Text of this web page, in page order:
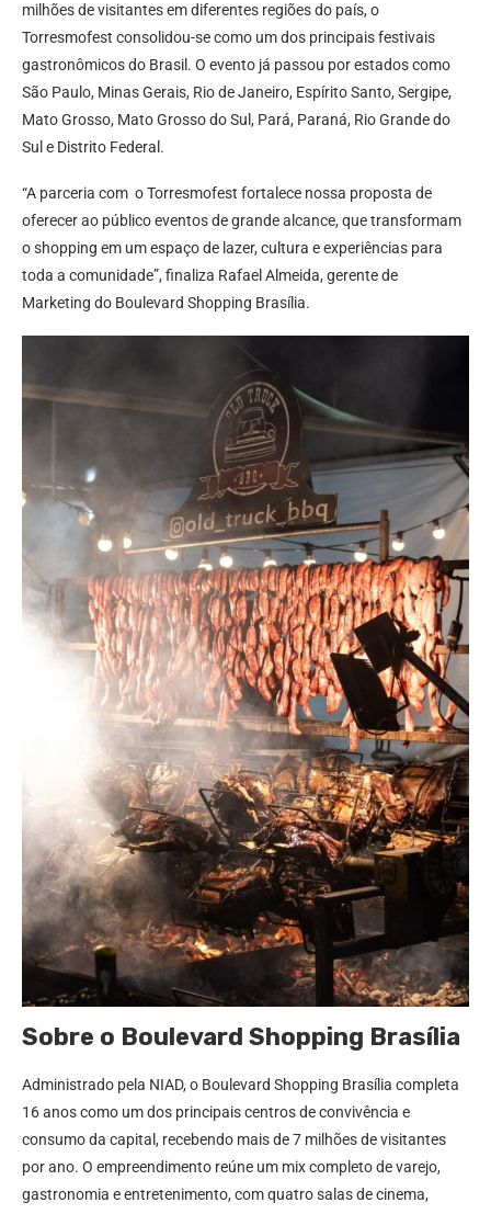
milhões de visitantes em diferentes regiões do país, o
Torresmofest consolidou-se como um dos principais festivais
gastronômicos do Brasil. O evento já passou por estados como
São Paulo, Minas Gerais, Rio de Janeiro, Espírito Santo, Sergipe,
Mato Grosso, Mato Grosso do Sul, Pará, Paraná, Rio Grande do
Sul e Distrito Federal.
“A parceria com o Torresmofest fortalece nossa proposta de
oferecer ao público eventos de grande alcance, que transformam
o shopping em um espaço de lazer, cultura e experiências para
toda a comunidade”, finaliza Rafael Almeida, gerente de
Marketing do Boulevard Shopping Brasília.
Sobre o Boulevard Shopping Brasília
Administrado pela NIAD, o Boulevard Shopping Brasília completa
16 anos como um dos principais centros de convivência e
consumo da capital, recebendo mais de 7 milhões de visitantes
por ano. O empreendimento reúne um mix completo de varejo,
gastronomia e entretenimento, com quatro salas de cinema,